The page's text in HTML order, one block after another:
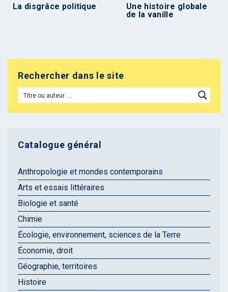
La disgrâce politique
Une histoire globale
de la vanille
Rechercher dans le site
Catalogue général
Anthropologie et mondes contemporains
Arts et essais littéraires
Biologie et santé
Chimie
Écologie, environnement, sciences de la Terre
Économie, droit
Géographie, territoires
Histoire